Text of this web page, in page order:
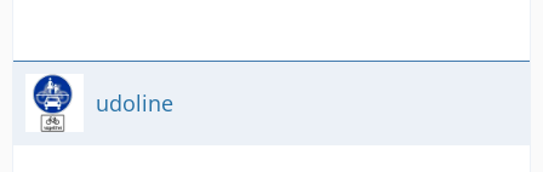
udoline